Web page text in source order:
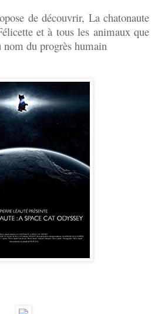
de découvrir, La chatonaute
et à tous les animaux que
nom du progrès humain